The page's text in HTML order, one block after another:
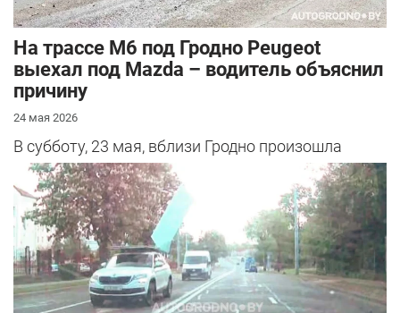
На трассе М6 под Гродно Peugeot
выехал под Mazda – водитель объяснил
причину
24 мая 2026
В субботу, 23 мая, вблизи Гродно произошла
серьезная авария – столкнулись Mazda и
Peugeot. Читатель АвтоГродно поделился...